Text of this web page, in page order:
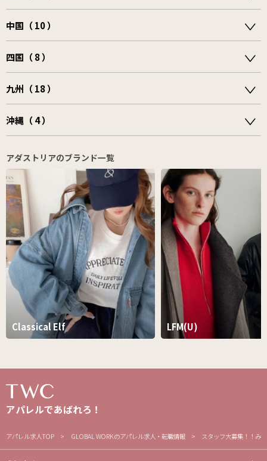
中国（ 10 ）
四国（ 8 ）
九州（ 18 ）
沖縄（ 4 ）
アダストリアのブランド一覧
Classical Elf LFM(U)
アパレルであばれろ！
アパレル求人TOP GLOBAL WORKのアパレル求人・転職情報 スタッフ大募集！！み